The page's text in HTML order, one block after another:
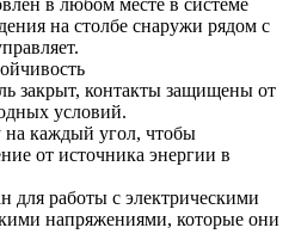
на столбе снаружи рядом с
закрыт, контакты защищены от
условий.
на каждый угол, чтобы
от источника энергии в
для работы с электрическими
напряжениями, которые они